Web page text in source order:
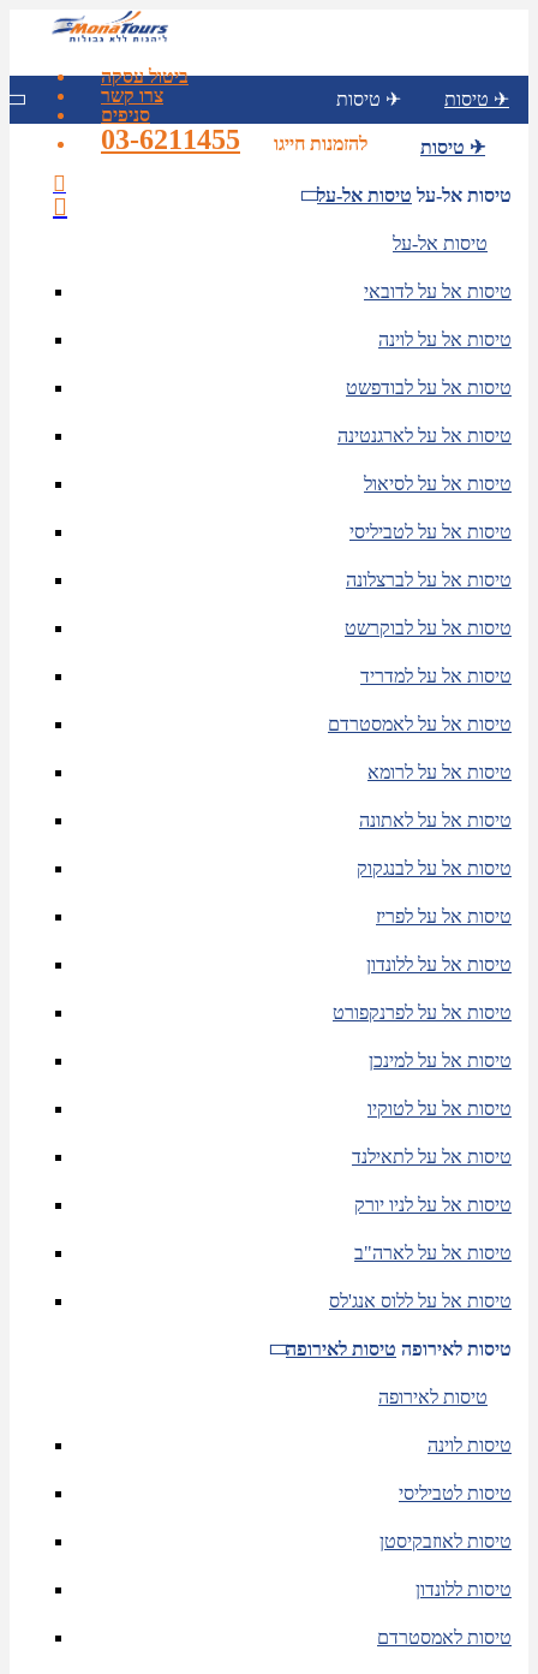
ביטול עסקה
צרו קשר
סניפים
להזמנות חייגו
03-6211455
טיסות ✈ טיסות ✈
טיסות ✈
טיסות אל-על טיסות אל-על
טיסות אל-על
טיסות אל על לדובאי
טיסות אל על לוינה
טיסות אל על לבודפשט
טיסות אל על לארגנטינה
טיסות אל על לסיאול
טיסות אל על לטביליסי
טיסות אל על לברצלונה
טיסות אל על לבוקרשט
טיסות אל על למדריד
טיסות אל על לאמסטרדם
טיסות אל על לרומא
טיסות אל על לאתונה
טיסות אל על לבנגקוק
טיסות אל על לפריז
טיסות אל על ללונדון
טיסות אל על לפרנקפורט
טיסות אל על למינכן
טיסות אל על לטוקיו
טיסות אל על לתאילנד
טיסות אל על לניו יורק
טיסות אל על לארה"ב
טיסות אל על ללוס אנג'לס
טיסות לאירופה טיסות לאירופה
טיסות לאירופה
טיסות לוינה
טיסות לטביליסי
טיסות לאוזבקיסטן
טיסות ללונדון
טיסות לאמסטרדם